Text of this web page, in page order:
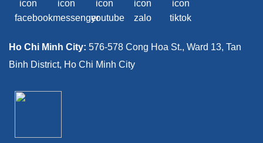
Ho Chi Minh City: 576-578 Cong Hoa St., Ward 13, Tan
Binh District, Ho Chi Minh City